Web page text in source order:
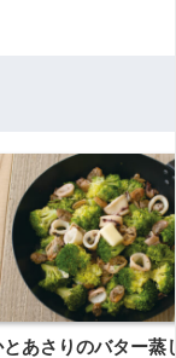
とあさりのバター蒸